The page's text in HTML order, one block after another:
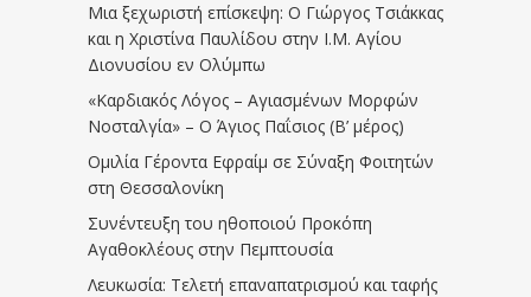
Μια ξεχωριστή επίσκεψη: Ο Γιώργος Τσιάκκας
και η Χριστίνα Παυλίδου στην Ι.Μ. Αγίου
Διονυσίου εν Ολύμπω
«Καρδιακός Λόγος – Αγιασμένων Μορφών
Νοσταλγία» – Ο Άγιος Παΐσιος (Β’ μέρος)
Ομιλία Γέροντα Εφραίμ σε Σύναξη Φοιτητών
στη Θεσσαλονίκη
Συνέντευξη του ηθοποιού Προκόπη
Αγαθοκλέους στην Πεμπτουσία
Λευκωσία: Τελετή επαναπατρισμού και ταφής